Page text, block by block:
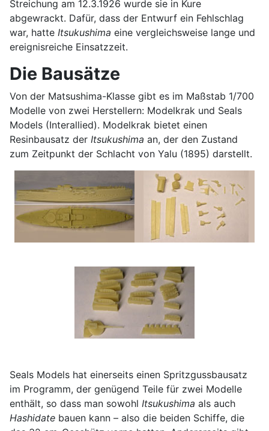
Streichung am 12.3.1926 wurde sie in Kure
abgewrackt. Dafür, dass der Entwurf ein Fehlschlag
war, hatte Itsukushima eine vergleichsweise lange und
ereignisreiche Einsatzzeit.
Die Bausätze
Von der Matsushima-Klasse gibt es im Maßstab 1/700
Modelle von zwei Herstellern: Modelkrak und Seals
Models (Interallied). Modelkrak bietet einen
Resinbausatz der Itsukushima an, der den Zustand
zum Zeitpunkt der Schlacht von Yalu (1895) darstellt.
Seals Models hat einerseits einen Spritzgussbausatz
im Programm, der genügend Teile für zwei Modelle
enthält, so dass man sowohl Itsukushima als auch
Hashidate bauen kann – also die beiden Schiffe, die